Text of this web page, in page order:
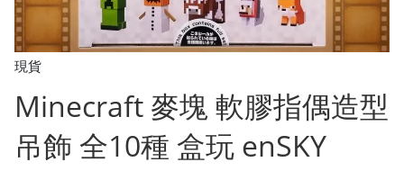
現貨
Minecraft 麥塊 軟膠指偶造型
吊飾 全10種 盒玩 enSKY